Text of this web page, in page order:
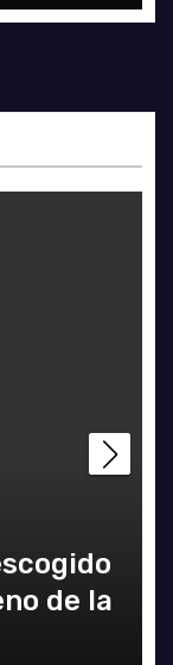
de la